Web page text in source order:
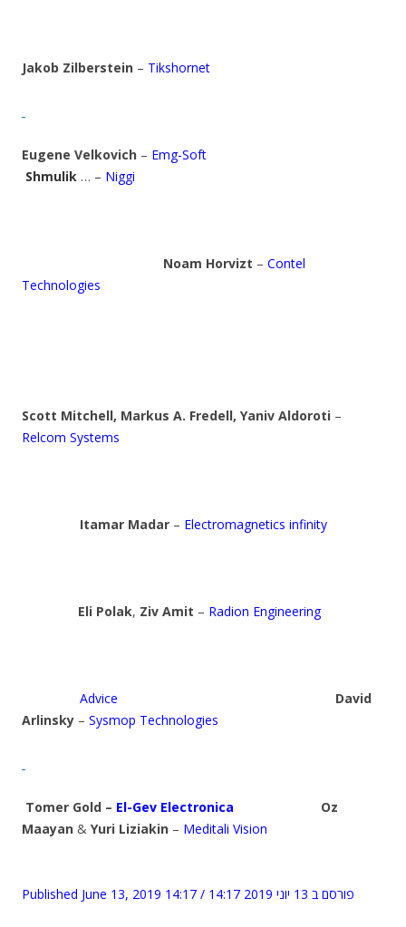
Jakob Zilberstein – Tikshornet
Eugene Velkovich – Emg-Soft
Shmulik … – Niggi
Noam Horvizt – Contel
Technologies
Scott Mitchell, Markus A. Fredell, Yaniv Aldoroti –
Relcom Systems
Itamar Madar– Electromagnetics infinity
Eli Polak, Ziv Amit – Radion Engineering
Advice
David
Arlinsky – Sysmop Technologies
Tomer Gold – El-Gev Electronica
Oz
Maayan & Yuri Liziakin – Meditali Vision
Published June 13, 2019 14:17 / פורסם ב 13 יוני 2019 14:17